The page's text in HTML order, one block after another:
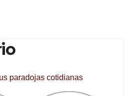
paradojas cotidianas